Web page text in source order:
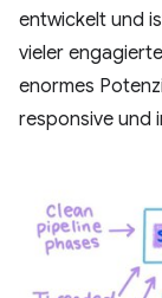
entwickelt und
vieler
enormes
responsive und